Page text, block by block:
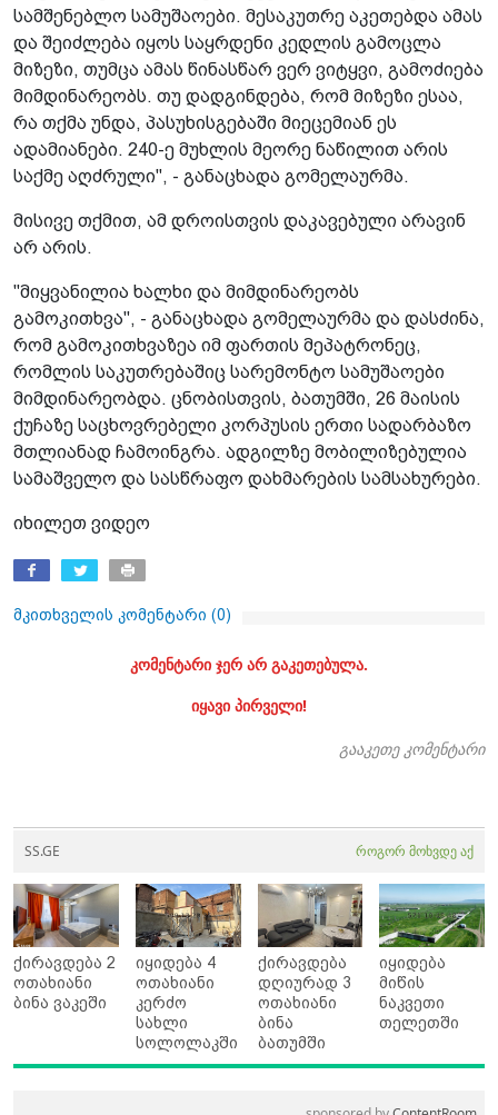
სამშენებლო სამუშაოები. მესაკუთრე აკეთებდა ამას
და შეიძლება იყოს საყრდენი კედლის გამოცლა
მიზეზი, თუმცა ამას წინასწარ ვერ ვიტყვი, გამოძიება
მიმდინარეობს. თუ დადგინდება, რომ მიზეზი ესაა,
რა თქმა უნდა, პასუხისგებაში მიეცემიან ეს
ადამიანები. 240-ე მუხლის მეორე ნაწილით არის
საქმე აღძრული", - განაცხადა გომელაურმა.
მისივე თქმით, ამ დროისთვის დაკავებული არავინ
არ არის.
"მიყვანილია ხალხი და მიმდინარეობს
გამოკითხვა", - განაცხადა გომელაურმა და დასძინა,
რომ გამოკითხვაზეა იმ ფართის მეპატრონეც,
რომლის საკუთრებაშიც სარემონტო სამუშაოები
მიმდინარეობდა. ცნობისთვის, ბათუმში, 26 მაისის
ქუჩაზე საცხოვრებელი კორპუსის ერთი სადარბაზო
მთლიანად ჩამოინგრა. ადგილზე მობილიზებულია
სამაშველო და სასწრაფო დახმარების სამსახურები.
იხილეთ ვიდეო
მკითხველის კომენტარი (0)
კომენტარი ჯერ არ გაკეთებულა.
იყავი პირველი!
გააკეთე კომენტარი
SS.GE როგორ მოხვდე აქ
ქირავდება 2
ოთახიანი
ბინა ვაკეში
იყიდება 4
ოთახიანი
კერძო
სახლი
სოლოლაკში
ქირავდება
დღიურად 3
ოთახიანი
ბინა
ბათუმში
იყიდება
მიწის
ნაკვეთი
თელეთში